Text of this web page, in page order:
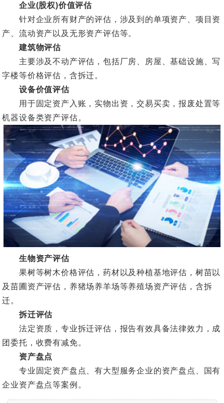
企业(股权)价值评估
针对企业所有财产的评估，涉及到的单项资产、项目资
产、流动资产以及无形资产评估等。
建筑物评估
主要涉及不动产评估，包括厂房、房屋、基础设施、写
字楼等价格评估，含拆迁。
设备价值评估
用于固定资产入账，实物出资，交易买卖，报废处置等
机器设备类资产评估。
生物资产评估
果树等树木价格评估，药材以及种植基地评估，树苗以
及苗圃资产评估，养猪场养羊场等养殖场资产评估，含拆
迁。
拆迁评估
法定资质，专业拆迁评估，报告有效具备法律效力，成
团委托，收费有减免。
资产盘点
专业固定资产盘点、有大型服务企业的资产盘点、国有
企业资产盘点等案例。